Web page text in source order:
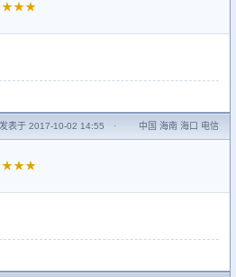
发表于 2017-10-02 14:55 · 中国 海南 海口 电信